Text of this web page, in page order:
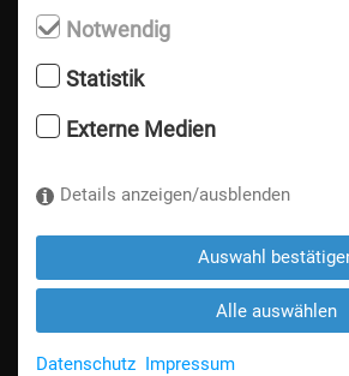
Anreise
Impressum
Datenschutz
Die nächsten Events
Messeflohmarkt
Konzert: USA Phonotone Orchestra mit
Notwendig
Statistik
Externe Medien
Details anzeigen/ausblenden
Auswahl
Alle auswählen
Datenschutz Impressum